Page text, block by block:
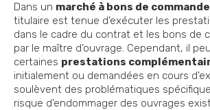
Dans un marché à bons de commande
titulaire est tenue d’exécuter les
dans le cadre du contrat et les bons de
par le maître d’ouvrage. Cependant, il
certaines prestations
initialement ou demandées en cours
soulèvent des problématiques
risque d’endommager des ouvrages